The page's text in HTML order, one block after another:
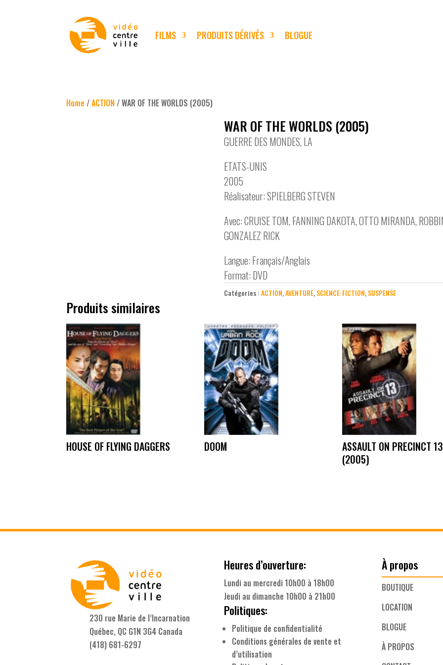
FILMS PRODUITS DÉRIVÉS BLOGUE
Home /ACTION / WAR OF THE WORLDS (2005)
WAR OF THE WORLDS (2005)
GUERRE DES MONDES, LA
ETATS-UNIS
2005
Réalisateur: SPIELBERG STEVEN
Avec: CRUISE TOM, FANNING DAKOTA, OTTO MIRANDA,
GONZALEZ RICK
Langue: Français/Anglais
Format: DVD
Catégories :ACTION,AVENTURE,SCIENCE-FICTION,SUSPENSE
Produits similaires
HOUSE OF FLYING DAGGERS DOOM
ASSAULT ON PRECINCT 13
(2005)
230 rue Marie de l’Incarnation
Québec, QC G1N 3G4 Canada
(418) 681-6297
Heures d’ouverture:
Lundi au mercredi 10h00 à 18h00
Jeudi au dimanche 10h00 à 21h00
Politiques:
Politique de confidentialité
Conditions générales de vente et
d’utilisation
À propos
BOUTIQUE
LOCATION
BLOGUE
À PROPOS